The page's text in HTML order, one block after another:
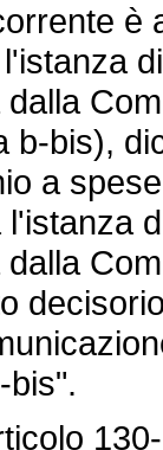
è
b-bis),
a
bis".